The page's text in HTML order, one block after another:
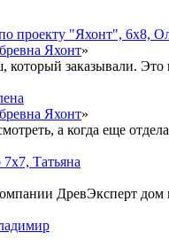
проекту "Яхонт", 6x8,
Яхонт»
заказывали.
Яхонт»
а когда еще
Татьяна
ДревЭксперт дом